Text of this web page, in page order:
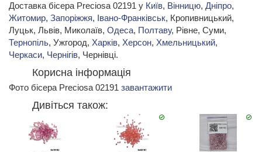
Доставка бісера Preciosa 02191 у Київ, Вінницю, Дніпро,
Житомир, Запоріжжя, Івано-Франківськ, Кропивницький,
Луцьк, Львів, Миколаїв, Одеса, Полтаву, Рівне, Суми,
Тернопіль, Ужгород, Харків, Херсон, Хмельницький,
Черкаси, Чернігів, Чернівці.
Корисна інформація
Фото бісера Preciosa 02191 завантажити
Дивіться також: